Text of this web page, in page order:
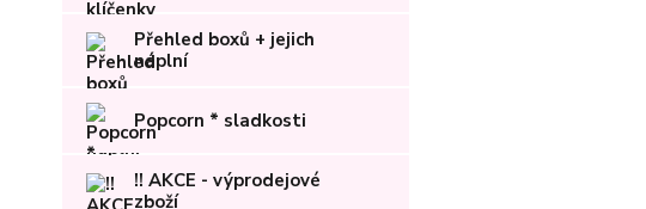
Přehled boxů + jejich
náplní
Popcorn * sladkosti
!! AKCE - výprodejové
zboží